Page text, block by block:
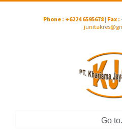
Phone : +6224 6595678 | Fax :
Go